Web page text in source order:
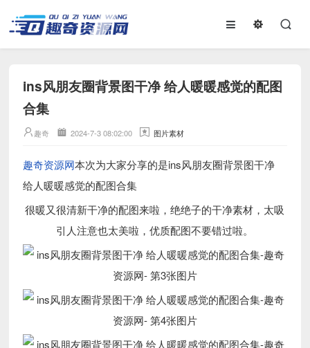
ins风朋友圈背景图干净 给人暖暖感觉的配图
合集
趣奇 2024-7-3 08:02:00 图片素材
趣奇资源网本次为大家分享的是ins风朋友圈背景图干净
给人暖暖感觉的配图合集
很暖又很清新干净的配图来啦，绝绝子的干净素材，太吸
引人注意也太美啦，优质配图不要错过啦。